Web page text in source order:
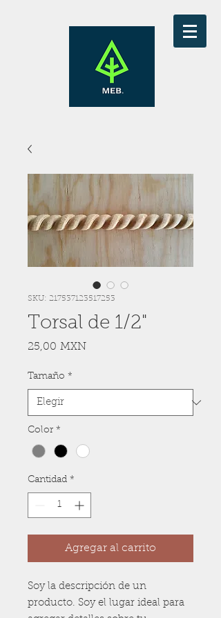
SKU: 217537123517253
Torsal de 1/2"
25,00 MXNPrecio
Tamaño *
Color *
Cantidad *
Agregar al carrito
Soy la descripción de un
producto. Soy el lugar ideal para